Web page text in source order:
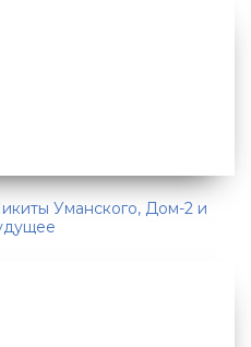
Уманского, Дом-2 и